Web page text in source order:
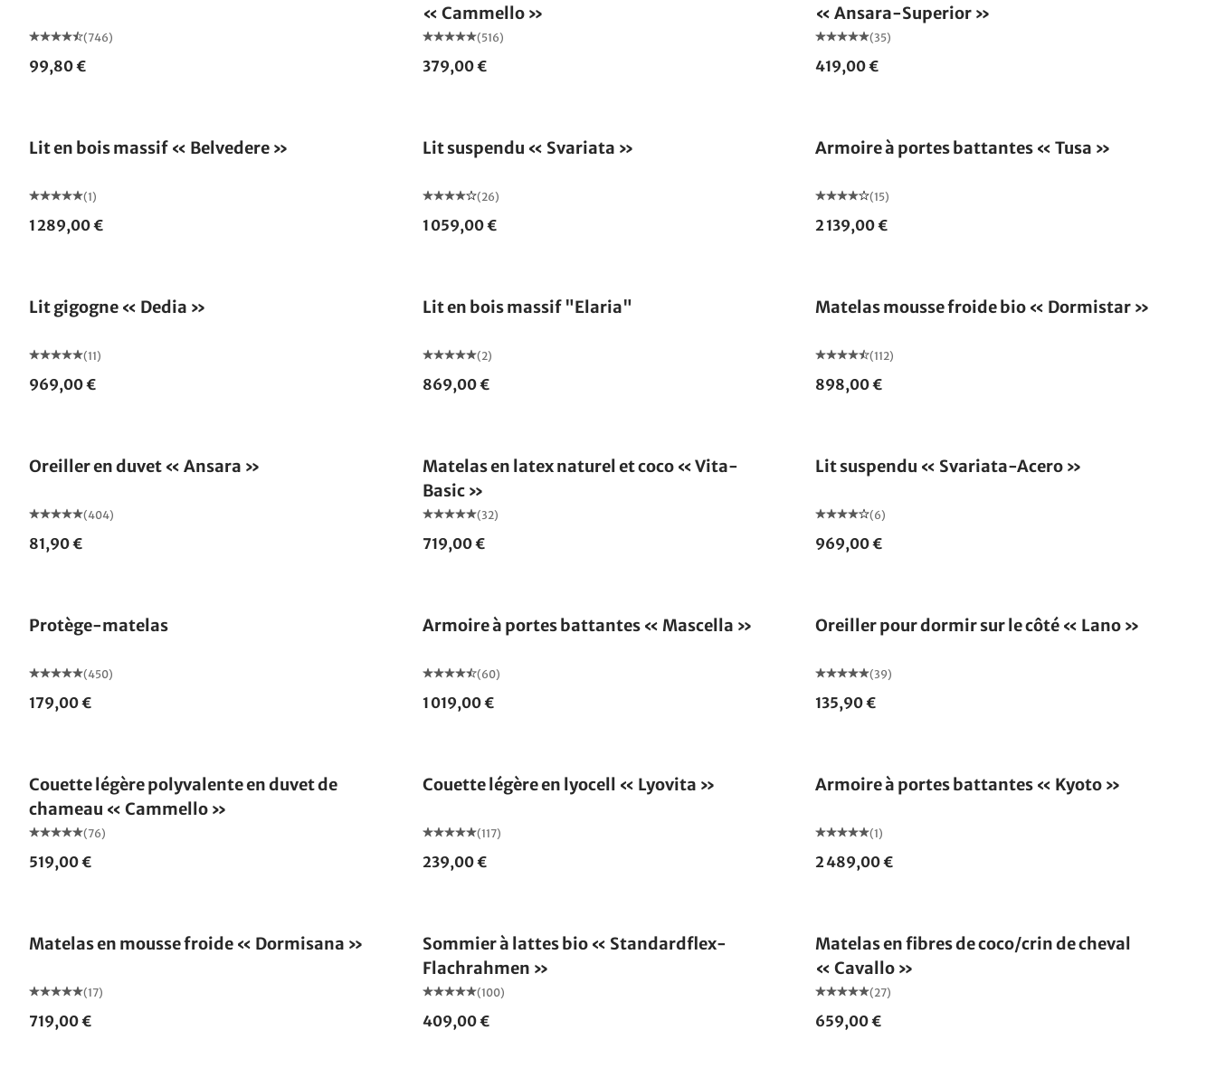
(746)
99,80 €
« Cammello »
(516)
379,00 €
« Ansara-Superior »
(35)
419,00 €
Lit en bois massif « Belvedere »
(1)
1 289,00 €
Lit suspendu « Svariata »
(26)
1 059,00 €
Armoire à portes battantes « Tusa »
(15)
2 139,00 €
Lit gigogne « Dedia »
(11)
969,00 €
Lit en bois massif "Elaria"
(2)
869,00 €
Matelas mousse froide bio « Dormistar »
(112)
898,00 €
Oreiller en duvet « Ansara »
(404)
81,90 €
Matelas en latex naturel et coco « Vita-
Basic »
(32)
719,00 €
Lit suspendu « Svariata-Acero »
(6)
969,00 €
Protège-matelas
(450)
179,00 €
Armoire à portes battantes « Mascella »
(60)
1 019,00 €
Oreiller pour dormir sur le côté « Lano »
(39)
135,90 €
Couette légère polyvalente en duvet de
chameau « Cammello »
(76)
519,00 €
Couette légère en lyocell « Lyovita »
(117)
239,00 €
Armoire à portes battantes « Kyoto »
(1)
2 489,00 €
Matelas en mousse froide « Dormisana »
(17)
719,00 €
Sommier à lattes bio « Standardflex-
Flachrahmen »
(100)
409,00 €
Matelas en fibres de coco/crin de cheval
« Cavallo »
(27)
659,00 €